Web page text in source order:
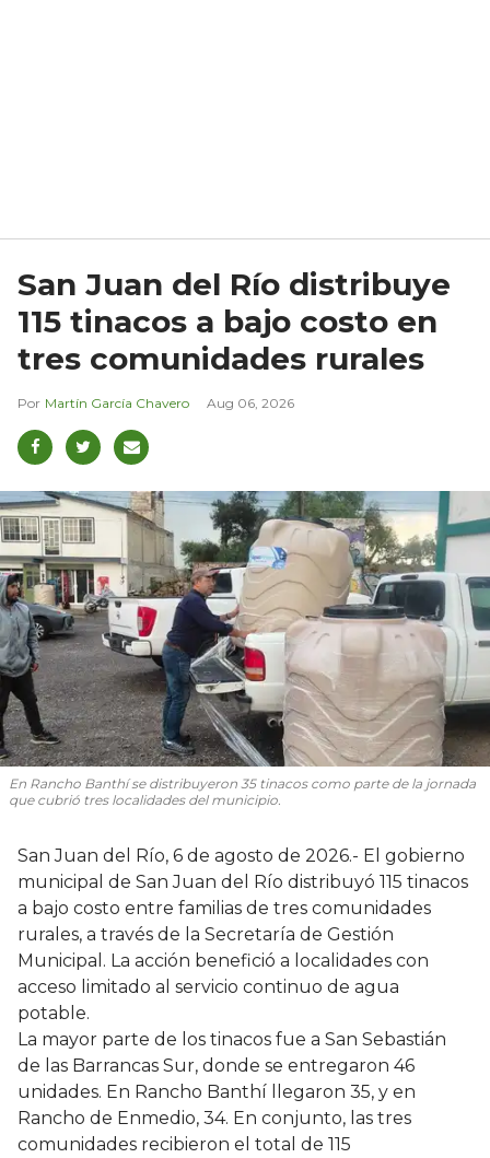
San Juan del Río distribuye
115 tinacos a bajo costo en
tres comunidades rurales
Martín García Chavero Aug 06, 2026
En Rancho Banthí se distribuyeron 35 tinacos como parte de la jornada
que cubrió tres localidades del municipio.
San Juan del Río, 6 de agosto de 2026.- El gobierno
municipal de San Juan del Río distribuyó 115 tinacos
a bajo costo entre familias de tres comunidades
rurales, a través de la Secretaría de Gestión
Municipal. La acción benefició a localidades con
acceso limitado al servicio continuo de agua
potable.
La mayor parte de los tinacos fue a San Sebastián
de las Barrancas Sur, donde se entregaron 46
unidades. En Rancho Banthí llegaron 35, y en
Rancho de Enmedio, 34. En conjunto, las tres
comunidades recibieron el total de 115